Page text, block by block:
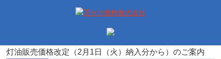
灯油販売価格改定（2月1日（火）納入分から）のご案内